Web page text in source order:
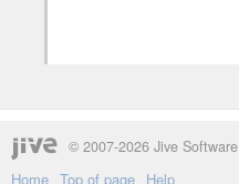
© 2007-2026 Jive Software
Home Top of page Help